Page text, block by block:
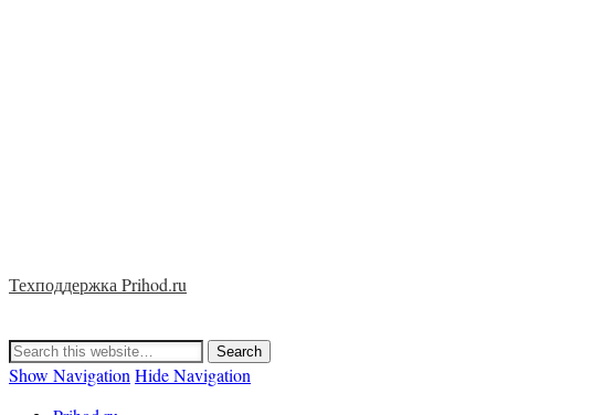
Техподдержка Prihod.ru
Show Navigation Hide Navigation